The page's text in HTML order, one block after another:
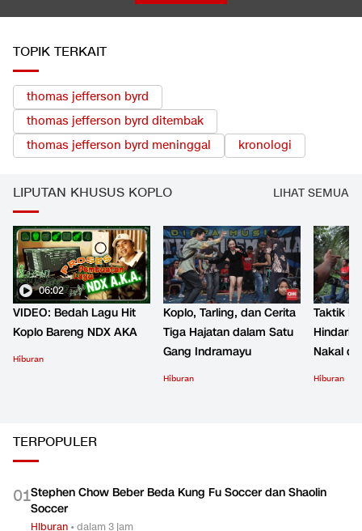
TOPIK TERKAIT
thomas jefferson byrd
thomas jefferson byrd ditembak
thomas jefferson byrd meninggal
kronologi
LIPUTAN KHUSUS KOPLO LIHAT SEMUA
06:02
VIDEO: Bedah Lagu Hit
Koplo Bareng NDX AKA
Hiburan
Koplo, Tarling, dan Cerita
Tiga Hajatan dalam Satu
Gang Indramayu
Hiburan
Taktik
Hindari
Nakal
Hiburan
TERPOPULER
01Stephen Chow Beber Beda Kung Fu Soccer dan Shaolin
Soccer
Hiburan •dalam 3 jam